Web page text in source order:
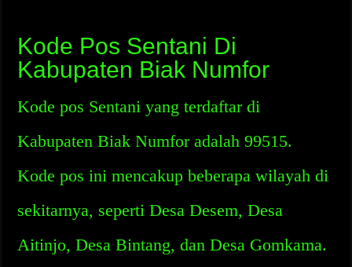
Kode Pos Sentani Di
Kabupaten Biak Numfor
Kode pos Sentani yang terdaftar di
Kabupaten Biak Numfor adalah 99515.
Kode pos ini mencakup beberapa wilayah di
sekitarnya, seperti Desa Desem, Desa
Aitinjo, Desa Bintang, dan Desa Gomkama.